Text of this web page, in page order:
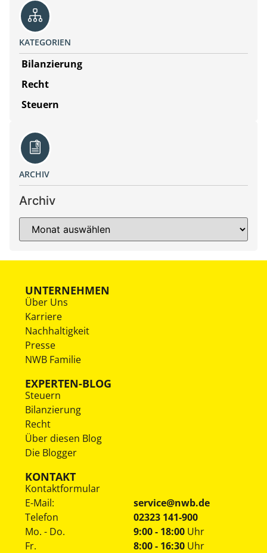
KATEGORIEN
Bilanzierung
Recht
Steuern
ARCHIV
Archiv
UNTERNEHMEN
Über Uns
Karriere
Nachhaltigkeit
Presse
NWB Familie
EXPERTEN-BLOG
Steuern
Bilanzierung
Recht
Über diesen Blog
Die Blogger
KONTAKT
Kontaktformular
E-Mail:
service@nwb.de
Telefon
02323 141-900
Mo. - Do.
Fr.
9:00 - 18:00 Uhr
8:00 - 16:30 Uhr